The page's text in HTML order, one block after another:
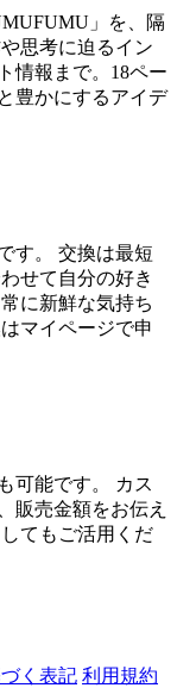
」を、隔
思考に迫るイン
情報まで。18ペー
豊かにするアイデ
す。 交換は最短
せて自分の好き
に新鮮な気持ち
マイページで申
可能です。 カス
販売金額をお伝え
てもご活用くだ
く表記 利用規約